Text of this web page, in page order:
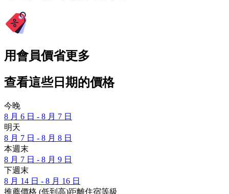
用會員價省更多
查看這些日期的價格
今晚
8 月 6 日 - 8 月 7 日
明天
8 月 7 日 - 8 月 8 日
本週末
8 月 7 日 - 8 月 9 日
下週末
8 月 14 日 - 8 月 16 日
推薦價格 (低到高)距離住宿等級